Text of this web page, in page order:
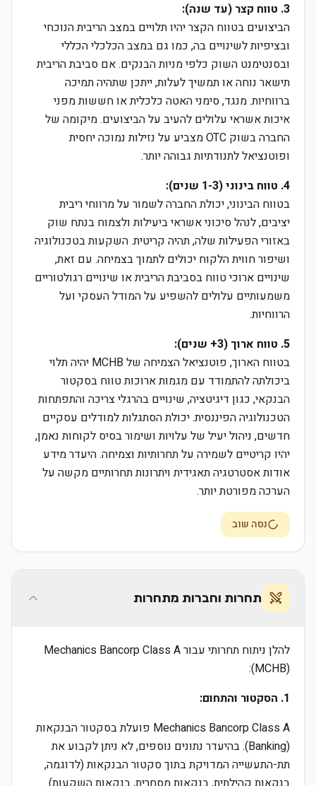
3. טווח קצר (עד שנה):
הביצועים בטווח הקצר יהיו תלויים במצב הריבית הנוכחי
ובציפיות לשינויים בה, כמו גם במצב הכלכלי הכללי
ובסנטימנט השוק כלפי מניות הבנקים. אם סביבת הריבית
תישאר נוחה או תמשיך לעלות, ייתכן שתהיה תמיכה
ברווחיות. מנגד, סימני האטה כלכלית או חששות מפני
איכות אשראי עלולים להעיב על הביצועים. מיקומה של
החברה בשוק OTC מצביע על נזילות נמוכה יחסית
ופוטנציאל לתנודתיות גבוהה יותר.
4. טווח בינוני (1-3 שנים):
בטווח הבינוני, יכולת החברה לשמור על מרווחי ריבית
יציבים, לנהל סיכוני אשראי ביעילות ולצמוח בנתח שוק
באזורי הפעילות שלה, תהיה קריטית. השקעות בטכנולוגיה
ושיפור חווית הלקוח יכולים לתמוך בצמיחה. עם זאת,
שינויים ארוכי טווח בסביבת הריבית או שינויים רגולטוריים
משמעותיים עלולים להשפיע על המודל העסקי ועל
הרווחיות.
5. טווח ארוך (3+ שנים):
בטווח הארוך, פוטנציאל הצמיחה של MCHB יהיה תלוי
ביכולתה להתמודד עם מגמות ארוכות טווח בסקטור
הבנקאי, כגון דיגיטציה, שינויים בהרגלי צריכה והתפתחות
הטכנולוגיה הפיננסית. יכולת הסתגלות למודלים עסקיים
חדשים, ניהול יעיל של עלויות ושימור בסיס לקוחות נאמן,
יהיו קריטיים לשמירה על תחרותיות וצמיחה. היעדר מידע
אודות אסטרטגיה תאגידית ויתרונות תחרותיים מקשה על
הערכה מפורטת יותר.
נסה שוב
תחרות וחברות מתחרות
להלן ניתוח תחרותי עבור Mechanics Bancorp Class A
(MCHB):
1. הסקטור והתחום:
Mechanics Bancorp Class A פועלת בסקטור הבנקאות
(Banking). בהיעדר נתונים נוספים, לא ניתן לקבוע את
תת-התעשייה המדויקת בתוך סקטור הבנקאות (לדוגמה,